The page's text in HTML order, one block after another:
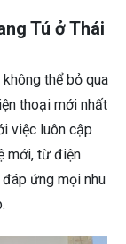
Tú ở Thái
thể bỏ qua
thoại mới nhất
việc luôn cập
mới, từ điện
ứng mọi nhu